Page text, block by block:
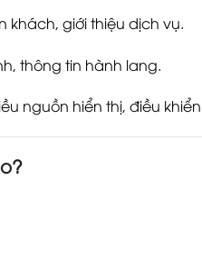
khách, giới thiệu dịch vụ.
thông tin hành lang.
nguồn hiển thị, điều